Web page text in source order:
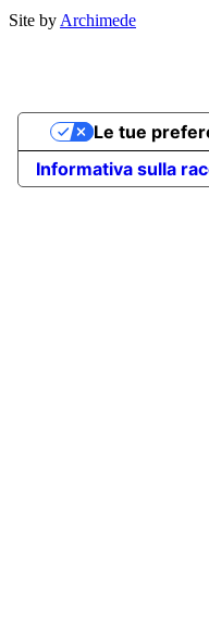
Site by Archimede
Informativa sulla
Le tue